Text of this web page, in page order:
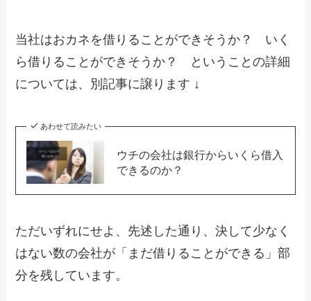
当社はおカネを借りることができそうか？ いく
ら借りることができそうか？ ということの詳細
については、別記事に譲ります ↓
あわせて読みたい
ウチの会社は銀行からいくら借入
できるのか？
ただいずれにせよ、先述した通り、決して少なく
はない数の会社が「まだ借りることができる」部
分を残しています。